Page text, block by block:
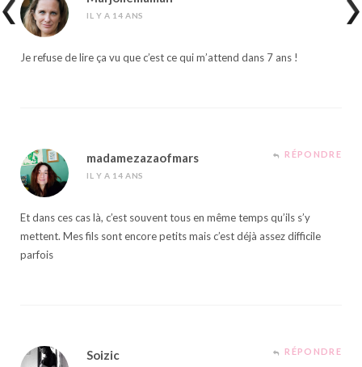
IL Y A 14 ANS
Je refuse de lire ça vu que c’est ce qui m’attend dans 7 ans !
madamezazaofmars
IL Y A 14 ANS
RÉPONDRE
Et dans ces cas là, c’est souvent tous en même temps qu’ils s’y
mettent. Mes fils sont encore petits mais c’est déjà assez difficile
parfois
Soizic RÉPONDRE